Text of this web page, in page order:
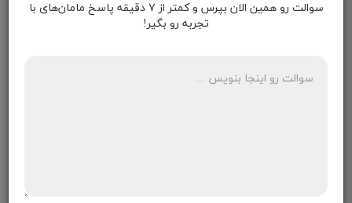
مامان یاسمن ۴ ماهگی
سوالت رو همین الان بپرس و کمتر از ۷ دقیقه پاسخ مامان‌های با
تجربه رو بگیر!